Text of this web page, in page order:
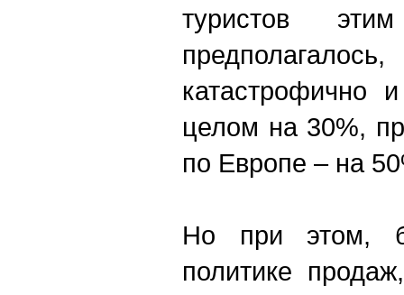
туристов
катастрофично
целом на 30%,
по Европе – на
Но при этом,
политике